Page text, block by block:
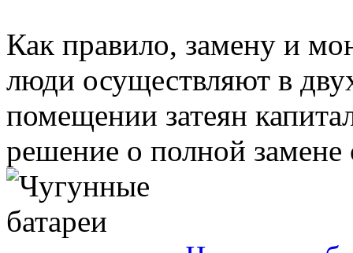
Как правило, замену и
люди осуществляют в
помещении затеян
решение о полной замене